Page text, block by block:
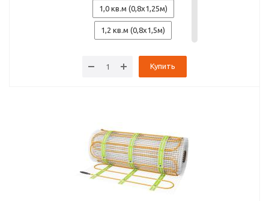
1,0 кв.м (0,8х1,25м)
1,2 кв.м (0,8х1,5м)
2,8 кв.м (0,8х3,5м)
3,2 кв.м (0,8х4,0м)
3,6 кв.м (0,8х4,5м)
Купить